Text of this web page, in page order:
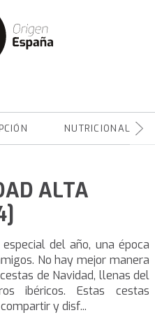
NUTRICIONALES
ALTA
del año, una época
No hay mejor manera
de Navidad, llenas del
ibéricos. Estas cestas
y disf...